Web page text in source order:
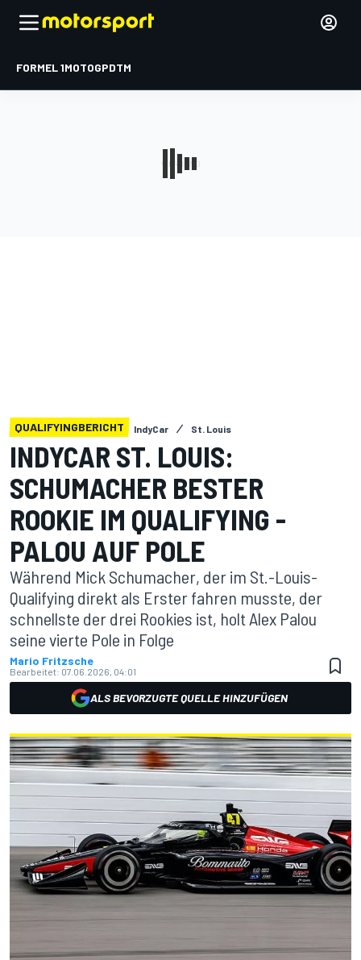
FORMEL 1MOTOGPDTM
QUALIFYINGBERICHT IndyCar St. Louis
INDYCAR ST. LOUIS:
SCHUMACHER BESTER
ROOKIE IM QUALIFYING -
PALOU AUF POLE
Während Mick Schumacher, der im St.-Louis-
Qualifying direkt als Erster fahren musste, der
schnellste der drei Rookies ist, holt Alex Palou
seine vierte Pole in Folge
Mario Fritzsche
Bearbeitet: 07.06.2026, 04:01
ALS BEVORZUGTE QUELLE HINZUFÜGEN